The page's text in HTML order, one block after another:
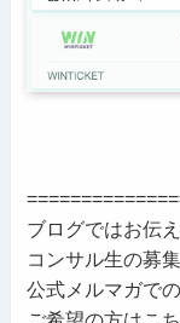
ブログではお伝
コンサル生の募
公式メルマガで